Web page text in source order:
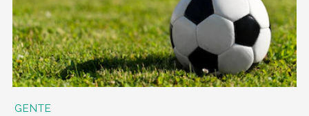
GENTE